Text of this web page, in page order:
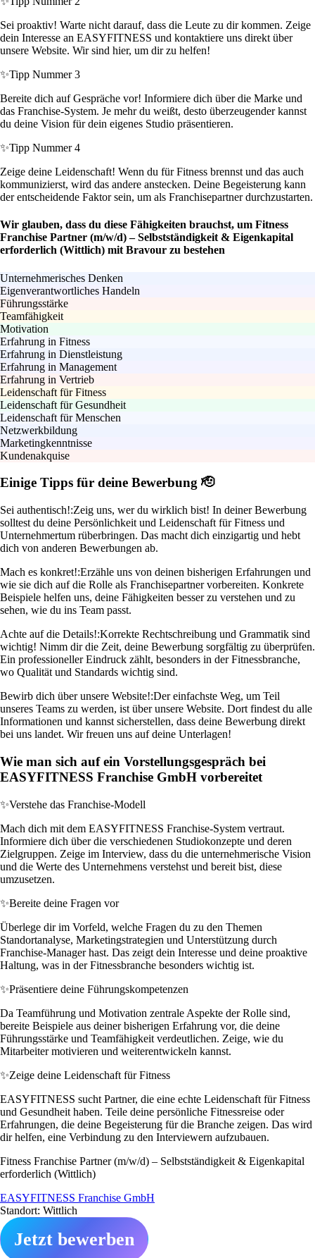
Sei proaktiv! Warte nicht darauf, dass die Leute zu dir kommen. Zeige
dein Interesse an EASYFITNESS und kontaktiere uns direkt über
unsere Website. Wir sind hier, um dir zu helfen!
✨Tipp Nummer 3
Bereite dich auf Gespräche vor! Informiere dich über die Marke und
das Franchise-System. Je mehr du weißt, desto überzeugender kannst
du deine Vision für dein eigenes Studio präsentieren.
✨Tipp Nummer 4
Zeige deine Leidenschaft! Wenn du für Fitness brennst und das auch
kommunizierst, wird das andere anstecken. Deine Begeisterung kann
der entscheidende Faktor sein, um als Franchisepartner durchzustarten.
Wir glauben, dass du diese Fähigkeiten brauchst, um Fitness
Franchise Partner (m/w/d) – Selbstständigkeit & Eigenkapital
erforderlich (Wittlich) mit Bravour zu bestehen
Unternehmerisches Denken
Eigenverantwortliches Handeln
Führungsstärke
Teamfähigkeit
Motivation
Erfahrung in Fitness
Erfahrung in Dienstleistung
Erfahrung in Management
Erfahrung in Vertrieb
Leidenschaft für Fitness
Leidenschaft für Gesundheit
Leidenschaft für Menschen
Netzwerkbildung
Marketingkenntnisse
Kundenakquise
Einige Tipps für deine Bewerbung 🫡
Sei authentisch!:Zeig uns, wer du wirklich bist! In deiner Bewerbung
solltest du deine Persönlichkeit und Leidenschaft für Fitness und
Unternehmertum rüberbringen. Das macht dich einzigartig und hebt
dich von anderen Bewerbungen ab.
Mach es konkret!:Erzähle uns von deinen bisherigen Erfahrungen und
wie sie dich auf die Rolle als Franchisepartner vorbereiten. Konkrete
Beispiele helfen uns, deine Fähigkeiten besser zu verstehen und zu
sehen, wie du ins Team passt.
Achte auf die Details!:Korrekte Rechtschreibung und Grammatik sind
wichtig! Nimm dir die Zeit, deine Bewerbung sorgfältig zu überprüfen.
Ein professioneller Eindruck zählt, besonders in der Fitnessbranche,
wo Qualität und Standards wichtig sind.
Bewirb dich über unsere Website!:Der einfachste Weg, um Teil
unseres Teams zu werden, ist über unsere Website. Dort findest du alle
Informationen und kannst sicherstellen, dass deine Bewerbung direkt
bei uns landet. Wir freuen uns auf deine Unterlagen!
Wie man sich auf ein Vorstellungsgespräch bei
EASYFITNESS Franchise GmbH vorbereitet
✨Verstehe das Franchise-Modell
Mach dich mit dem EASYFITNESS Franchise-System vertraut.
Informiere dich über die verschiedenen Studiokonzepte und deren
Zielgruppen. Zeige im Interview, dass du die unternehmerische Vision
und die Werte des Unternehmens verstehst und bereit bist, diese
umzusetzen.
✨Bereite deine Fragen vor
Überlege dir im Vorfeld, welche Fragen du zu den Themen
Standortanalyse, Marketingstrategien und Unterstützung durch
Franchise-Manager hast. Das zeigt dein Interesse und deine proaktive
Haltung, was in der Fitnessbranche besonders wichtig ist.
✨Präsentiere deine Führungskompetenzen
Da Teamführung und Motivation zentrale Aspekte der Rolle sind,
bereite Beispiele aus deiner bisherigen Erfahrung vor, die deine
Führungsstärke und Teamfähigkeit verdeutlichen. Zeige, wie du
Mitarbeiter motivieren und weiterentwickeln kannst.
✨Zeige deine Leidenschaft für Fitness
EASYFITNESS sucht Partner, die eine echte Leidenschaft für Fitness
und Gesundheit haben. Teile deine persönliche Fitnessreise oder
Erfahrungen, die deine Begeisterung für die Branche zeigen. Das wird
dir helfen, eine Verbindung zu den Interviewern aufzubauen.
Fitness Franchise Partner (m/w/d) – Selbstständigkeit & Eigenkapital
erforderlich (Wittlich)
EASYFITNESS Franchise GmbH
Standort: Wittlich
Jetzt bewerben